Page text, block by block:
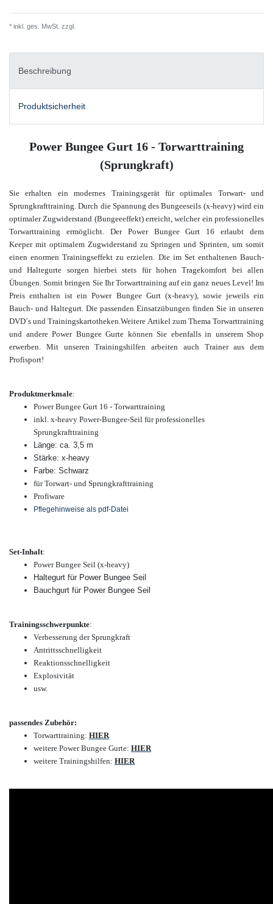
* inkl. ges. MwSt. zzgl.
Beschreibung
Produktsicherheit
Power Bungee Gurt 16 - Torwarttraining
(Sprungkraft)
Sie erhalten ein modernes Trainingsgerät für optimales Torwart- und
Sprungkrafttraining. Durch die Spannung des Bungeeseils (x-heavy) wird ein
optimaler Zugwiderstand (Bungeeeffekt) erreicht, welcher ein professionelles
Torwarttraining ermöglicht. Der Power Bungee Gurt 16 erlaubt dem
Keeper mit optimalem Zugwiderstand zu Springen und Sprinten, um somit
einen enormen Trainingseffekt zu erzielen. Die im Set enthaltenen Bauch-
und Haltegurte sorgen hierbei stets für hohen Tragekomfort bei allen
Übungen. Somit bringen Sie Ihr Torwarttraining auf ein ganz neues Level! Im
Preis enthalten ist ein Power Bungee Gurt (x-heavy), sowie jeweils ein
Bauch- und Haltegurt. Die passenden Einsatzübungen finden Sie in unseren
DVD´s und Trainingskartotheken.Weitere Artikel zum Thema Torwarttraining
und andere Power Bungee Gurte können Sie ebenfalls in unserem Shop
erwerben. Mit unseren Trainingshilfen arbeiten auch Trainer aus dem
Profisport!
Produktmerkmale:
Power Bungee Gurt 16 - Torwarttraining
inkl. x-heavy Power-Bungee-Seil für professionelles
Sprungkrafttraining
Länge: ca. 3,5 m
Stärke: x-heavy
Farbe: Schwarz
für Torwart- und Sprungkrafttraining
Profiware
Pflegehinweise als pdf-Datei
Set-Inhalt:
Power Bungee Seil (x-heavy)
Haltegurt für Power Bungee Seil
Bauchgurt für Power Bungee Seil
Trainingsschwerpunkte:
Verbesserung der Sprungkraft
Antrittsschnelligkeit
Reaktionsschnelligkeit
Explosivität
usw.
passendes Zubehör:
Torwarttraining: HIER
weitere Power Bungee Gurte: HIER
weitere Trainingshilfen: HIER